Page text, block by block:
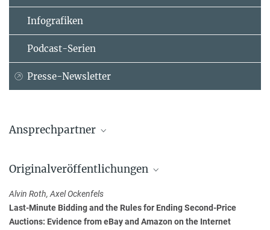
Infografiken
Podcast-Serien
Presse-Newsletter
Ansprechpartner
+49 3641 686-642
Originalveröffentlichungen
Alvin Roth, Axel Ockenfels
Last-Minute Bidding and the Rules for Ending Second-Price
Auctions: Evidence from eBay and Amazon on the Internet